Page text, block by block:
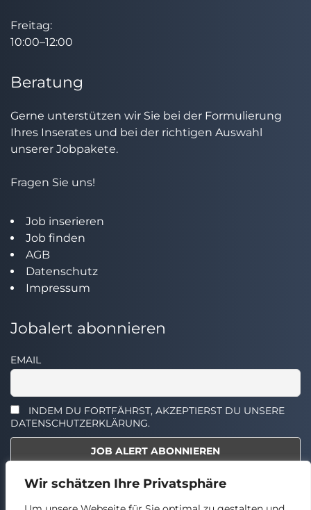
Wir schätzen Ihre Privatsphäre
Freitag:
10:00–12:00
Beratung
Gerne unterstützen wir Sie bei der Formulierung
Ihres Inserates und bei der richtigen Auswahl
unserer Jobpakete.
Fragen Sie uns!
Job inserieren
Job finden
AGB
Datenschutz
Impressum
Jobalert abonnieren
EMAIL
INDEM DU FORTFÄHRST, AKZEPTIERST DU UNSERE
DATENSCHUTZERKLÄRUNG.
Select the widget you want to show.